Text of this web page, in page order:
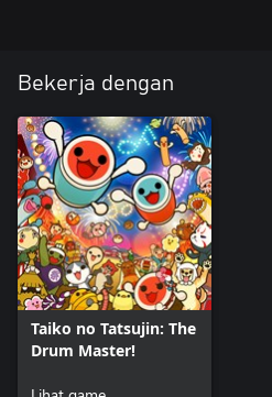
Bekerja dengan
Taiko no Tatsujin: The
Drum Master!